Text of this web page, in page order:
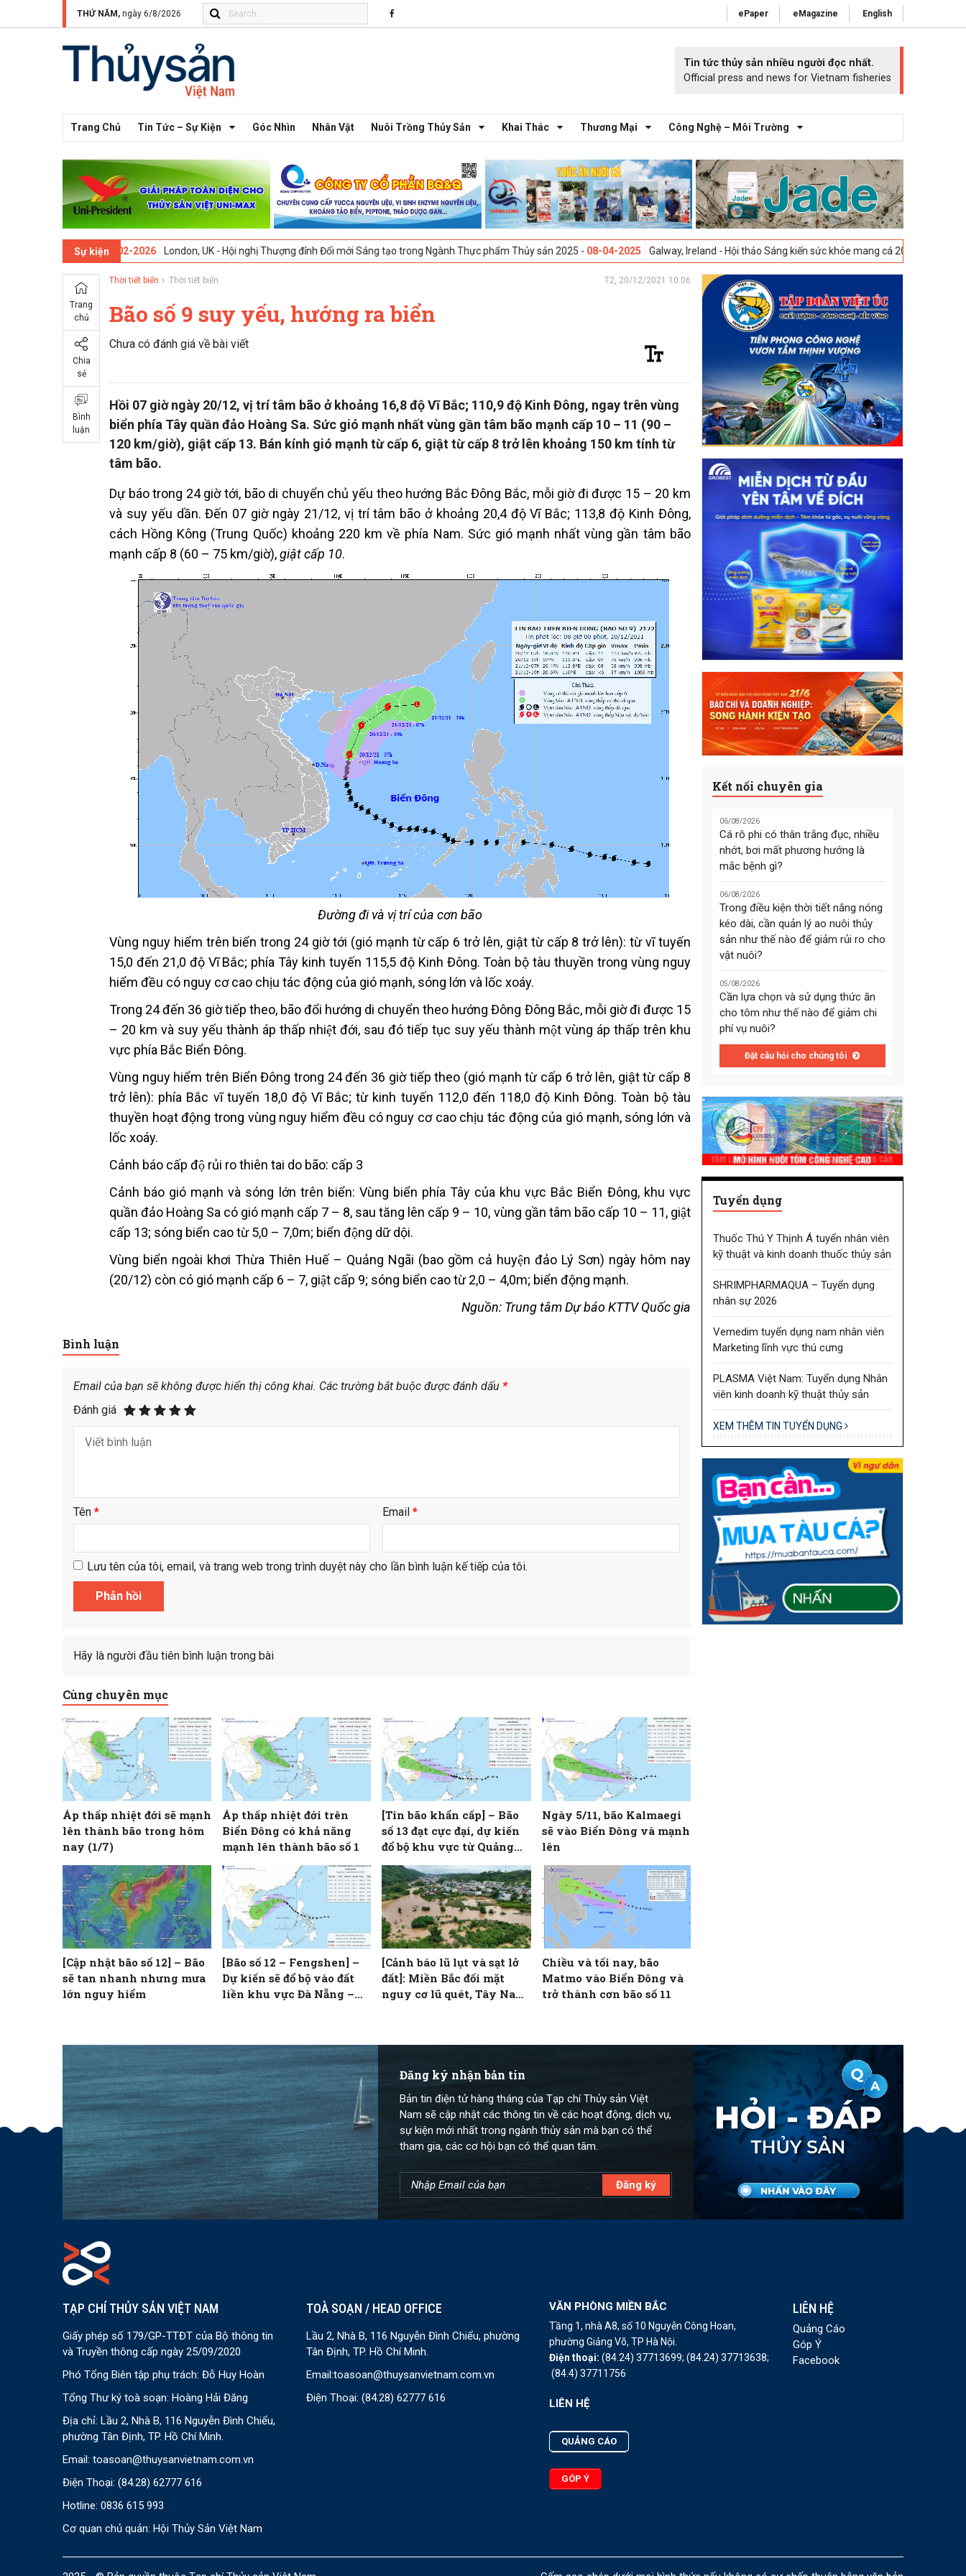
THỨ NĂM, ngày 6/8/2026 ePaper eMagazine English
Tin tức thủy sản nhiều người đọc nhất.
Official press and news for Vietnam fisheries
Trang Chủ Tin Tức – Sự Kiện Góc Nhìn Nhân Vật Nuôi Trồng Thủy Sản Khai Thác Thương Mại Công Nghệ – Môi Trường
Sự kiện
09-02-2026 London, UK - Hội nghị Thượng đỉnh Đổi mới Sáng tạo trong Ngành Thực phẩm Thủy sản 2025 -08-04-2025 Galway, Ireland - Hội thảo Sáng kiến sức khỏe mang cá 2025 -23-04-2025
Trang
chủ
Chia
sẻ
Bình
luận
Thời tiết biển Thời tiết biển T2, 20/12/2021 10:06
Bão số 9 suy yếu, hướng ra biển
Chưa có đánh giá về bài viết
Hồi 07 giờ ngày 20/12, vị trí tâm bão ở khoảng 16,8 độ Vĩ Bắc; 110,9 độ Kinh Đông, ngay trên vùng
biển phía Tây quần đảo Hoàng Sa. Sức gió mạnh nhất vùng gần tâm bão mạnh cấp 10 – 11 (90 –
120 km/giờ), giật cấp 13. Bán kính gió mạnh từ cấp 6, giật từ cấp 8 trở lên khoảng 150 km tính từ
tâm bão.
Dự báo trong 24 giờ tới, bão di chuyển chủ yếu theo hướng Bắc Đông Bắc, mỗi giờ đi được 15 – 20 km
và suy yếu dần. Đến 07 giờ ngày 21/12, vị trí tâm bão ở khoảng 20,4 độ Vĩ Bắc; 113,8 độ Kinh Đông,
cách Hồng Kông (Trung Quốc) khoảng 220 km về phía Nam. Sức gió mạnh nhất vùng gần tâm bão
mạnh cấp 8 (60 – 75 km/giờ),giật cấp 10.
Đường đi và vị trí của cơn bão
Vùng nguy hiểm trên biển trong 24 giờ tới (gió mạnh từ cấp 6 trở lên, giật từ cấp 8 trở lên): từ vĩ tuyến
15,0 đến 21,0 độ Vĩ Bắc; phía Tây kinh tuyến 115,5 độ Kinh Đông. Toàn bộ tàu thuyền trong vùng nguy
hiểm đều có nguy cơ cao chịu tác động của gió mạnh, sóng lớn và lốc xoáy.
Trong 24 đến 36 giờ tiếp theo, bão đổi hướng di chuyển theo hướng Đông Đông Bắc, mỗi giờ đi được 15
– 20 km và suy yếu thành áp thấp nhiệt đới, sau đó tiếp tục suy yếu thành một vùng áp thấp trên khu
vực phía Bắc Biển Đông.
Vùng nguy hiểm trên Biển Đông trong 24 đến 36 giờ tiếp theo (gió mạnh từ cấp 6 trở lên, giật từ cấp 8
trở lên): phía Bắc vĩ tuyến 18,0 độ Vĩ Bắc; từ kinh tuyến 112,0 đến 118,0 độ Kinh Đông. Toàn bộ tàu
thuyền hoạt động trong vùng nguy hiểm đều có nguy cơ cao chịu tác động của gió mạnh, sóng lớn và
lốc xoáy.
Cảnh báo cấp độ rủi ro thiên tai do bão: cấp 3
Cảnh báo gió mạnh và sóng lớn trên biển: Vùng biển phía Tây của khu vực Bắc Biển Đông, khu vực
quần đảo Hoàng Sa có gió mạnh cấp 7 – 8, sau tăng lên cấp 9 – 10, vùng gần tâm bão cấp 10 – 11, giật
cấp 13; sóng biển cao từ 5,0 – 7,0m; biển động dữ dội.
Vùng biển ngoài khơi Thừa Thiên Huế – Quảng Ngãi (bao gồm cả huyện đảo Lý Sơn) ngày hôm nay
(20/12) còn có gió mạnh cấp 6 – 7, giật cấp 9; sóng biển cao từ 2,0 – 4,0m; biển động mạnh.
Nguồn: Trung tâm Dự báo KTTV Quốc gia
Bình luận
Email của bạn sẽ không được hiển thị công khai. Các trường bắt buộc được đánh dấu *
Đánh giá
Tên * Email*
Lưu tên của tôi, email, và trang web trong trình duyệt này cho lần bình luận kế tiếp của tôi.
Hãy là người đầu tiên bình luận trong bài
Cùng chuyên mục
Áp thấp nhiệt đới sẽ mạnh
lên thành bão trong hôm
nay (1/7)
Áp thấp nhiệt đới trên
Biển Đông có khả năng
mạnh lên thành bão số 1
[Tin bão khẩn cấp] – Bão
số 13 đạt cực đại, dự kiến
đổ bộ khu vực từ Quảng
Ngãi đến Đắk Lắk
Ngày 5/11, bão Kalmaegi
sẽ vào Biển Đông và mạnh
lên
[Cập nhật bão số 12] – Bão
sẽ tan nhanh nhưng mưa
lớn nguy hiểm
[Bão số 12 – Fengshen] –
Dự kiến sẽ đổ bộ vào đất
liền khu vực Đà Nẵng –
[Cảnh báo lũ lụt và sạt lở
đất]: Miền Bắc đối mặt
nguy cơ lũ quét, Tây Nam
Chiều và tối nay, bão
Matmo vào Biển Đông và
trở thành cơn bão số 11
Kết nối chuyên gia
06/08/2026
Cá rô phi có thân trắng đục, nhiều
nhớt, bơi mất phương hướng là
mắc bệnh gì?
06/08/2026
Trong điều kiện thời tiết nắng nóng
kéo dài, cần quản lý ao nuôi thủy
sản như thế nào để giảm rủi ro cho
vật nuôi?
05/08/2026
Cần lựa chọn và sử dụng thức ăn
cho tôm như thế nào để giảm chi
phí vụ nuôi?
Đặt câu hỏi cho chúng tôi
Tuyển dụng
Thuốc Thú Y Thịnh Á tuyển nhân viên
kỹ thuật và kinh doanh thuốc thủy sản
SHRIMPHARMAQUA – Tuyển dụng
nhân sự 2026
Vemedim tuyển dụng nam nhân viên
Marketing lĩnh vực thú cưng
PLASMA Việt Nam: Tuyển dụng Nhân
viên kinh doanh kỹ thuật thủy sản
XEM THÊM TIN TUYỂN DỤNG
Đăng ký nhận bản tin
Bản tin điện tử hàng tháng của Tạp chí Thủy sản Việt
Nam sẽ cập nhật các thông tin về các hoạt động, dịch vụ,
sự kiện mới nhất trong ngành thủy sản mà bạn có thể
tham gia, các cơ hội bạn có thể quan tâm.
TẠP CHÍ THỦY SẢN VIỆT NAM
Giấy phép số 179/GP-TTĐT của Bộ thông tin
và Truyền thông cấp ngày 25/09/2020
Phó Tổng Biên tập phụ trách: Đỗ Huy Hoàn
Tổng Thư ký toà soạn: Hoàng Hải Đăng
Địa chỉ: Lầu 2, Nhà B, 116 Nguyễn Đình Chiểu,
phường Tân Định, TP. Hồ Chí Minh.
Email: toasoan@thuysanvietnam.com.vn
Điện Thoại: (84.28) 62777 616
Hotline: 0836 615 993
Cơ quan chủ quản: Hội Thủy Sản Việt Nam
TOÀ SOẠN / HEAD OFFICE
Lầu 2, Nhà B, 116 Nguyễn Đình Chiểu, phường
Tân Định, TP. Hồ Chí Minh.
Email:toasoan@thuysanvietnam.com.vn
Điện Thoại: (84.28) 62777 616
VĂN PHÒNG MIỀN BẮC
Tầng 1, nhà A8, số 10 Nguyễn Công Hoan,
phường Giảng Võ, TP Hà Nội.
Điện thoại:(84.24) 37713699;(84.24) 37713638;
(84.4) 37711756
LIÊN HỆ
QUẢNG CÁO
GÓP Ý
LIÊN HỆ
Quảng Cáo
Góp Ý
Facebook